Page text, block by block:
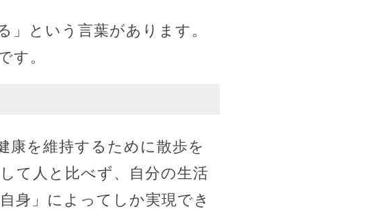
という言葉があります。
す。
康を維持するために散歩を
て人と比べず、自分の生活
身」によってしか実現でき